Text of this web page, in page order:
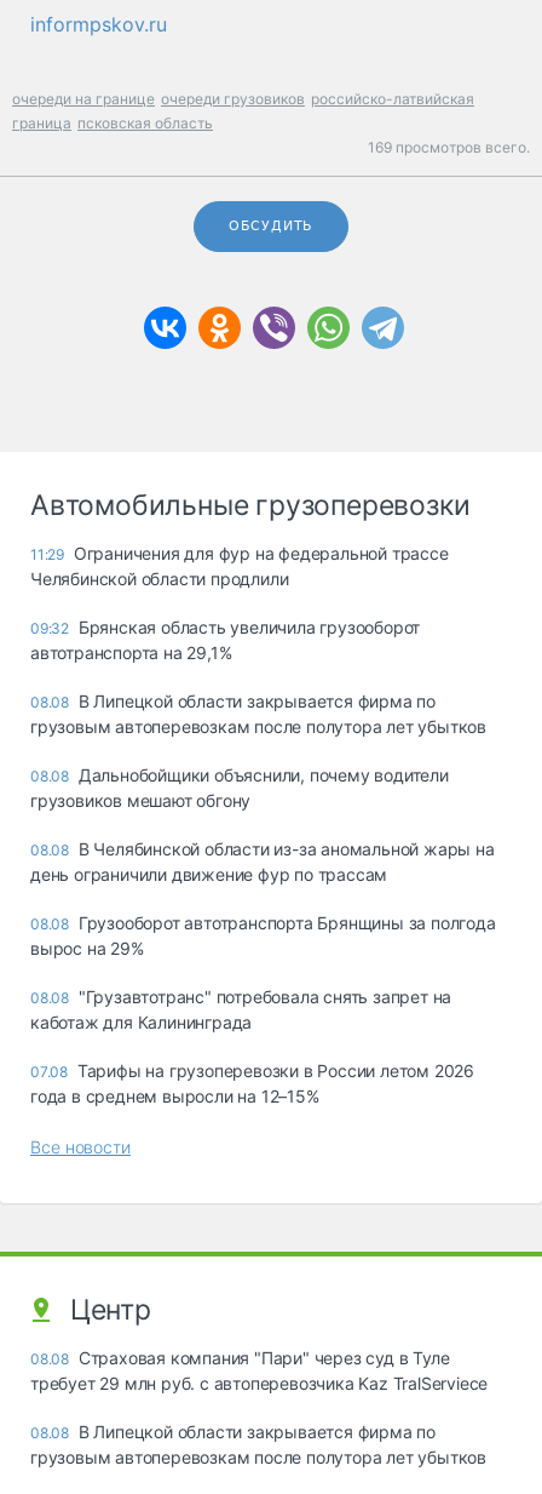
informpskov.ru
очереди на границе очереди грузовиков российско-латвийская
граница псковская область
169 просмотров всего.
ОБСУДИТЬ
Автомобильные грузоперевозки
11:29 Ограничения для фур на федеральной трассе
Челябинской области продлили
09:32 Брянская область увеличила грузооборот
автотранспорта на 29,1%
08.08 В Липецкой области закрывается фирма по
грузовым автоперевозкам после полутора лет убытков
08.08 Дальнобойщики объяснили, почему водители
грузовиков мешают обгону
08.08 В Челябинской области из-за аномальной жары на
день ограничили движение фур по трассам
08.08 Грузооборот автотранспорта Брянщины за полгода
вырос на 29%
08.08 "Грузавтотранс" потребовала снять запрет на
каботаж для Калининграда
07.08 Тарифы на грузоперевозки в России летом 2026
года в среднем выросли на 12–15%
Все новости
Центр
08.08 Страховая компания "Пари" через суд в Туле
требует 29 млн руб. с автоперевозчика Kaz TralServiece
08.08 В Липецкой области закрывается фирма по
грузовым автоперевозкам после полутора лет убытков